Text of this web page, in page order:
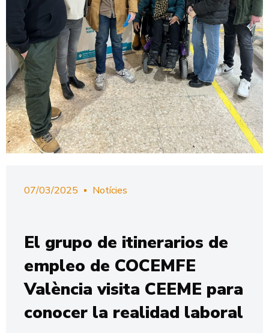
07/03/2025 Notícies
El grupo de itinerarios de
empleo de COCEMFE
València visita CEEME para
conocer la realidad laboral